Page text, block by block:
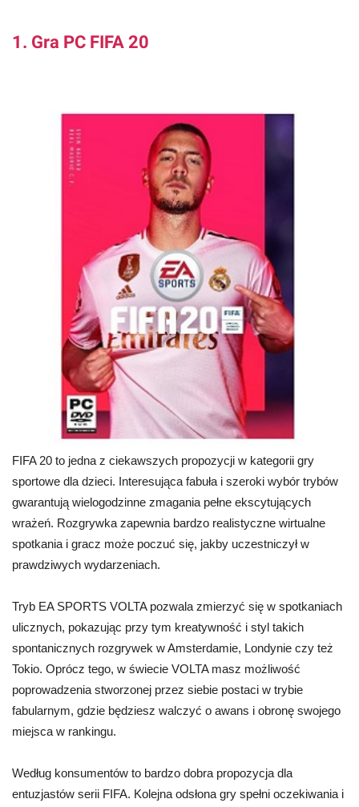
1. Gra PC FIFA 20
FIFA 20 to jedna z ciekawszych propozycji w kategorii gry
sportowe dla dzieci. Interesująca fabuła i szeroki wybór trybów
gwarantują wielogodzinne zmagania pełne ekscytujących
wrażeń. Rozgrywka zapewnia bardzo realistyczne wirtualne
spotkania i gracz może poczuć się, jakby uczestniczył w
prawdziwych wydarzeniach.
Tryb EA SPORTS VOLTA pozwala zmierzyć się w spotkaniach
ulicznych, pokazując przy tym kreatywność i styl takich
spontanicznych rozgrywek w Amsterdamie, Londynie czy też
Tokio. Oprócz tego, w świecie VOLTA masz możliwość
poprowadzenia stworzonej przez siebie postaci w trybie
fabularnym, gdzie będziesz walczyć o awans i obronę swojego
miejsca w rankingu.
Według konsumentów to bardzo dobra propozycja dla
entuzjastów serii FIFA. Kolejna odsłona gry spełni oczekiwania i